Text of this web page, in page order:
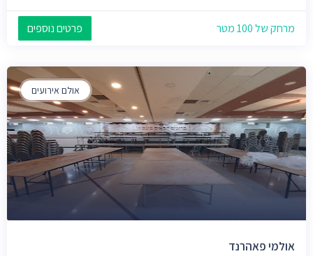
מרחק של 100 מטר פרטים נוספים
אולם אירועים
אולמי פאהרנד